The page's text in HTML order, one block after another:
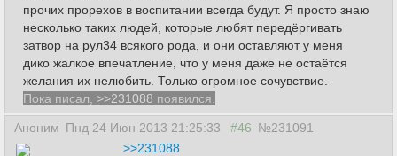
прочих прорехов в воспитании всегда будут. Я просто знаю
несколько таких людей, которые любят передёргивать
затвор на рул34 всякого рода, и они оставляют у меня
дико жалкое впечатление, что у меня даже не остаётся
желания их нелюбить. Только огромное сочувствие.
Пока писал, >>231088 появился.
Аноним Пнд 24 Июн 2013 21:25:33 #46 №231091
>>231088